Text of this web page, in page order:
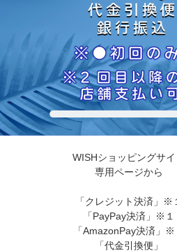
WISHショッピングサ
専用ページから
「クレジット決済」※
「PayPay決済」※１
「AmazonPay決済」※
「代金引換便」